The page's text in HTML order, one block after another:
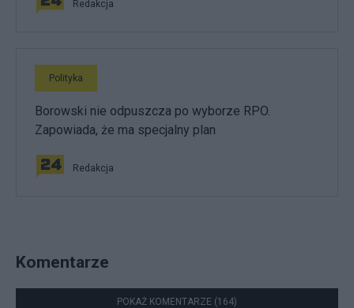
Redakcja
Polityka
Borowski nie odpuszcza po wyborze RPO.
Zapowiada, że ma specjalny plan
Redakcja
Komentarze
POKAŻ KOMENTARZE (164)